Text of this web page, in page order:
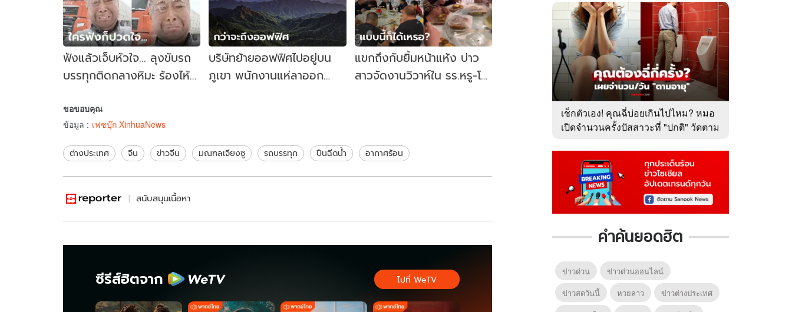
ฟังแล้วเจ็บหัวใจ... ลุงขับรถ
บรรทุกติดกลางหิมะ ร้องไห้
บริษัทย้ายออฟฟิศไปอยู่บน
ภูเขา พนักงานแห่ลาออก
แขกถึงกับยิ้มหน้าแห้ง บ่าว
สาวจัดงานวิวาห์ใน รร.หรู-โต๊ะ
ขอขอบคุณ
ข้อมูล : เฟซบุ๊ก XinhuaNews
ต่างประเทศ จีน ข่าวจีน มณฑลเจียงซู รถบรรทุก ปืนฉีดน้ำ อากาศร้อน
สนับสนุนเนื้อหา
ซีรีส์ฮิตจาก ไปที่ WeTV
เช็กตัวเอง! คุณฉี่บ่อยเกินไปไหม? หมอ
เปิดจำนวนครั้งปัสสาวะที่ "ปกติ" วัดตาม
คำค้นยอดฮิต
ข่าวด่วน
ข่าวด่วนออนไลน์
ข่าวสดวันนี้
หวยลาว
ข่าวต่างประเทศ